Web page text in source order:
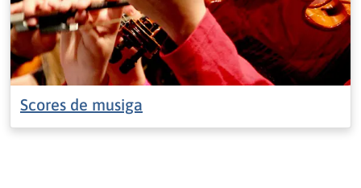
Scores de musiga